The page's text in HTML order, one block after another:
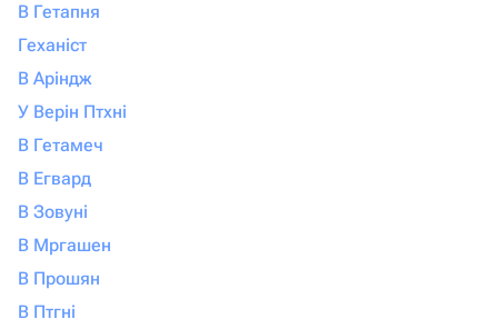
В Гетапня
Геханіст
В Аріндж
У Верін Птхні
В Гетамеч
В Егвард
В Зовуні
В Мргашен
В Прошян
В Птгні